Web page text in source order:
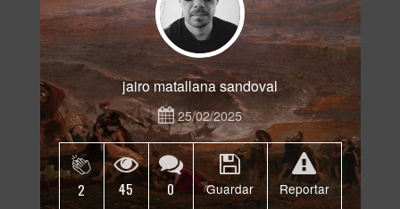
jairo matallana sandoval
25/02/2025
2 45 0 Guardar Reportar